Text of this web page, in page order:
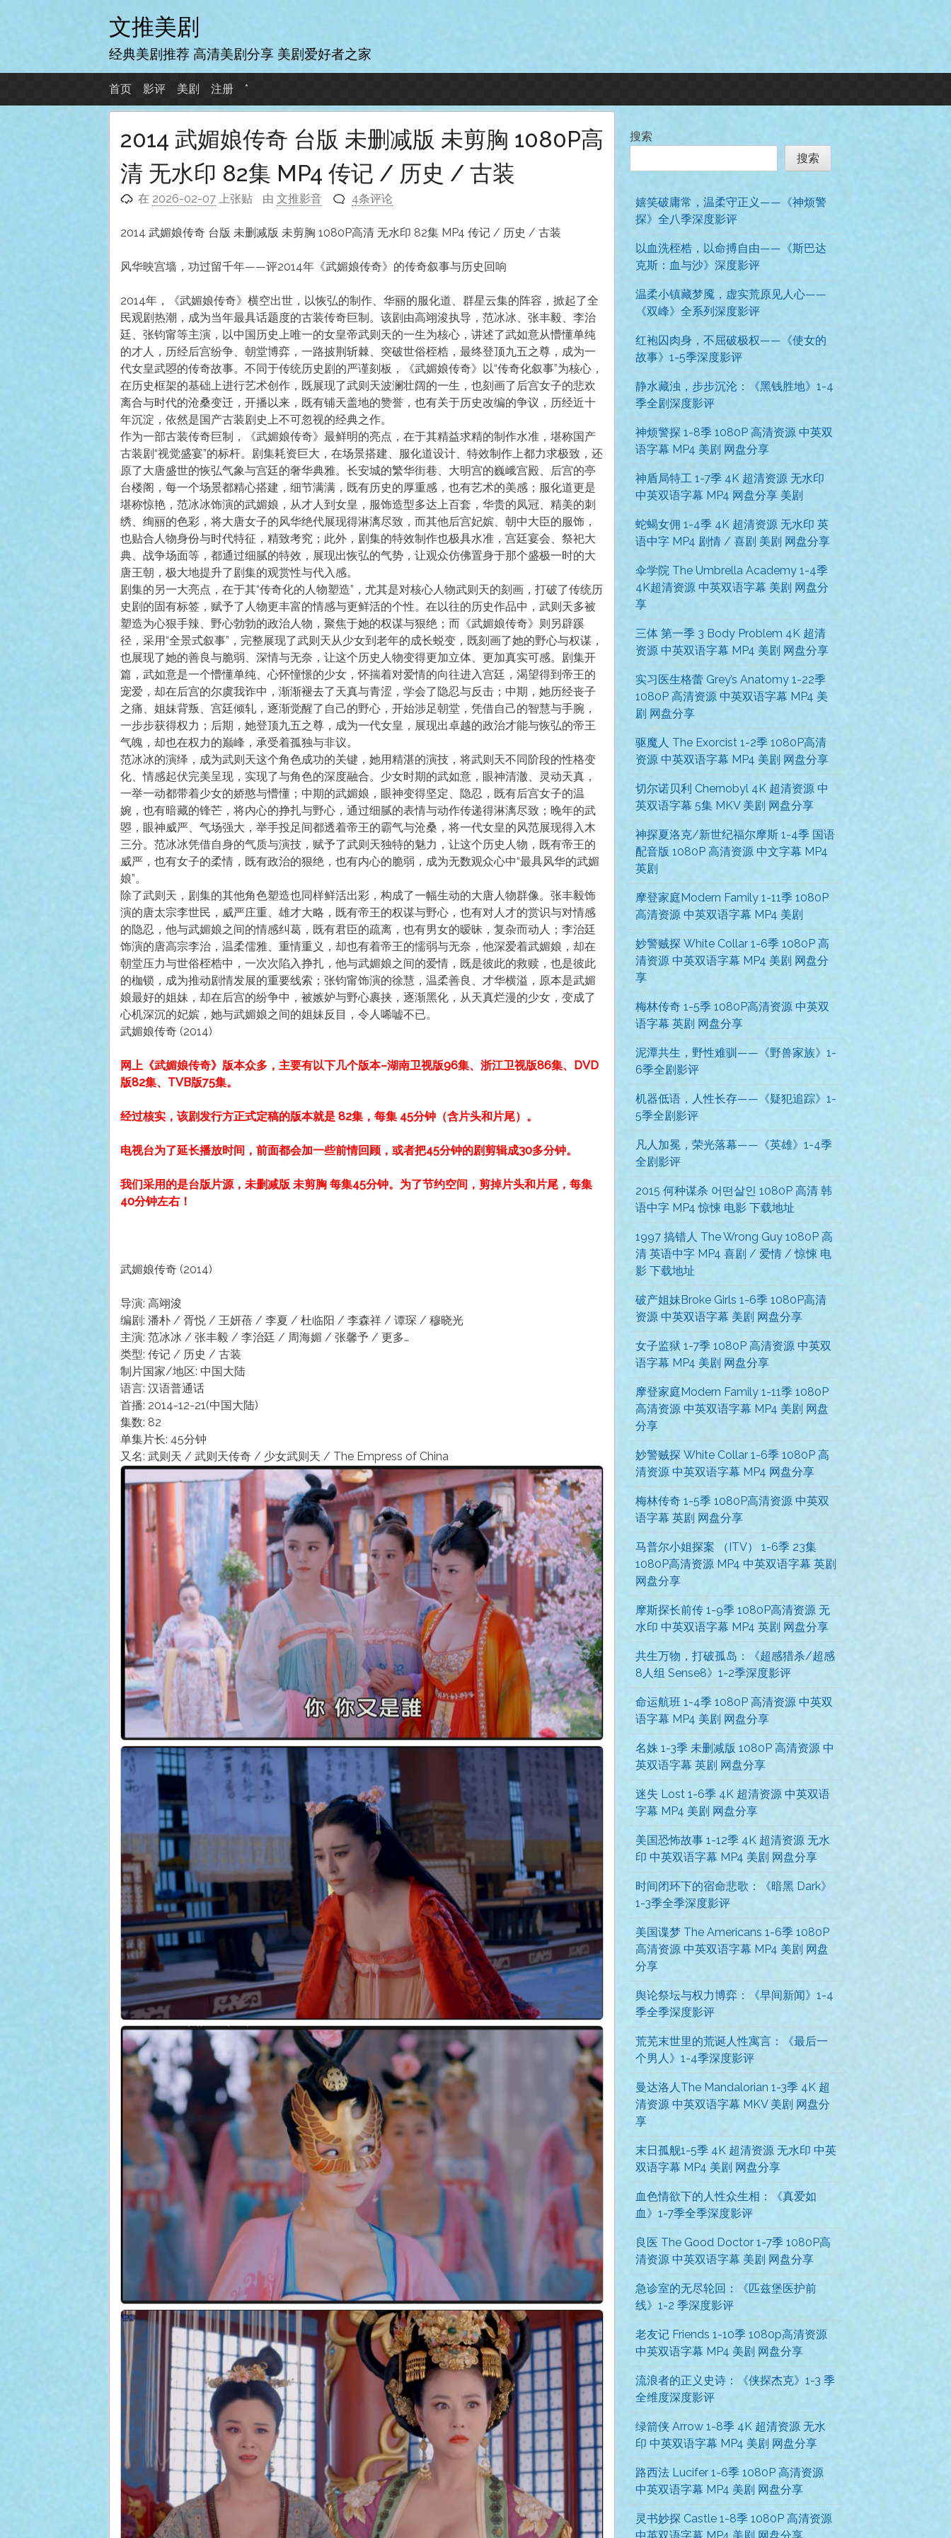
跳
至
内
文推美剧
经典美剧推荐 高清美剧分享 美剧爱好者之家
首页 影评 美剧 注册 *
2014 武媚娘传奇 台版 未删减版 未剪胸 1080P高
清 无水印 82集 MP4 传记 / 历史 / 古装
在 2026-02-07 上张贴 由文推影音 4条评论
2014 武媚娘传奇 台版 未删减版 未剪胸 1080P高清 无水印 82集 MP4 传记 / 历史 / 古装
风华映宫墙，功过留千年——评2014年《武媚娘传奇》的传奇叙事与历史回响
2014年，《武媚娘传奇》横空出世，以恢弘的制作、华丽的服化道、群星云集的阵容，掀起了全
民观剧热潮，成为当年最具话题度的古装传奇巨制。该剧由高翊浚执导，范冰冰、张丰毅、李治
廷、张钧甯等主演，以中国历史上唯一的女皇帝武则天的一生为核心，讲述了武如意从懵懂单纯
的才人，历经后宫纷争、朝堂博弈，一路披荆斩棘、突破世俗桎梏，最终登顶九五之尊，成为一
代女皇武曌的传奇故事。不同于传统历史剧的严谨刻板，《武媚娘传奇》以“传奇化叙事”为核心，
在历史框架的基础上进行艺术创作，既展现了武则天波澜壮阔的一生，也刻画了后宫女子的悲欢
离合与时代的沧桑变迁，开播以来，既有铺天盖地的赞誉，也有关于历史改编的争议，历经近十
年沉淀，依然是国产古装剧史上不可忽视的经典之作。
作为一部古装传奇巨制，《武媚娘传奇》最鲜明的亮点，在于其精益求精的制作水准，堪称国产
古装剧“视觉盛宴”的标杆。剧集耗资巨大，在场景搭建、服化道设计、特效制作上都力求极致，还
原了大唐盛世的恢弘气象与宫廷的奢华典雅。长安城的繁华街巷、大明宫的巍峨宫殿、后宫的亭
台楼阁，每一个场景都精心搭建，细节满满，既有历史的厚重感，也有艺术的美感；服化道更是
堪称惊艳，范冰冰饰演的武媚娘，从才人到女皇，服饰造型多达上百套，华贵的凤冠、精美的刺
绣、绚丽的色彩，将大唐女子的风华绝代展现得淋漓尽致，而其他后宫妃嫔、朝中大臣的服饰，
也贴合人物身份与时代特征，精致考究；此外，剧集的特效制作也极具水准，宫廷宴会、祭祀大
典、战争场面等，都通过细腻的特效，展现出恢弘的气势，让观众仿佛置身于那个盛极一时的大
唐王朝，极大地提升了剧集的观赏性与代入感。
剧集的另一大亮点，在于其“传奇化的人物塑造”，尤其是对核心人物武则天的刻画，打破了传统历
史剧的固有标签，赋予了人物更丰富的情感与更鲜活的个性。在以往的历史作品中，武则天多被
塑造为心狠手辣、野心勃勃的政治人物，聚焦于她的权谋与狠绝；而《武媚娘传奇》则另辟蹊
径，采用“全景式叙事”，完整展现了武则天从少女到老年的成长蜕变，既刻画了她的野心与权谋，
也展现了她的善良与脆弱、深情与无奈，让这个历史人物变得更加立体、更加真实可感。剧集开
篇，武如意是一个懵懂单纯、心怀憧憬的少女，怀揣着对爱情的向往进入宫廷，渴望得到帝王的
宠爱，却在后宫的尔虞我诈中，渐渐褪去了天真与青涩，学会了隐忍与反击；中期，她历经丧子
之痛、姐妹背叛、宫廷倾轧，逐渐觉醒了自己的野心，开始涉足朝堂，凭借自己的智慧与手腕，
一步步获得权力；后期，她登顶九五之尊，成为一代女皇，展现出卓越的政治才能与恢弘的帝王
气魄，却也在权力的巅峰，承受着孤独与非议。
范冰冰的演绎，成为武则天这个角色成功的关键，她用精湛的演技，将武则天不同阶段的性格变
化、情感起伏完美呈现，实现了与角色的深度融合。少女时期的武如意，眼神清澈、灵动天真，
一举一动都带着少女的娇憨与懵懂；中期的武媚娘，眼神变得坚定、隐忍，既有后宫女子的温
婉，也有暗藏的锋芒，将内心的挣扎与野心，通过细腻的表情与动作传递得淋漓尽致；晚年的武
曌，眼神威严、气场强大，举手投足间都透着帝王的霸气与沧桑，将一代女皇的风范展现得入木
三分。范冰冰凭借自身的气质与演技，赋予了武则天独特的魅力，让这个历史人物，既有帝王的
威严，也有女子的柔情，既有政治的狠绝，也有内心的脆弱，成为无数观众心中“最具风华的武媚
娘”。
除了武则天，剧集的其他角色塑造也同样鲜活出彩，构成了一幅生动的大唐人物群像。张丰毅饰
演的唐太宗李世民，威严庄重、雄才大略，既有帝王的权谋与野心，也有对人才的赏识与对情感
的隐忍，他与武媚娘之间的情感纠葛，既有君臣的疏离，也有男女的暧昧，复杂而动人；李治廷
饰演的唐高宗李治，温柔儒雅、重情重义，却也有着帝王的懦弱与无奈，他深爱着武媚娘，却在
朝堂压力与世俗桎梏中，一次次陷入挣扎，他与武媚娘之间的爱情，既是彼此的救赎，也是彼此
的枷锁，成为推动剧情发展的重要线索；张钧甯饰演的徐慧，温柔善良、才华横溢，原本是武媚
娘最好的姐妹，却在后宫的纷争中，被嫉妒与野心裹挟，逐渐黑化，从天真烂漫的少女，变成了
心机深沉的妃嫔，她与武媚娘之间的姐妹反目，令人唏嘘不已。
武媚娘传奇 (2014)
网上《武媚娘传奇》版本众多，主要有以下几个版本–湖南卫视版96集、浙江卫视版86集、DVD
版82集、TVB版75集。
经过核实，该剧发行方正式定稿的版本就是 82集，每集 45分钟（含片头和片尾）。
电视台为了延长播放时间，前面都会加一些前情回顾，或者把45分钟的剧剪辑成30多分钟。
我们采用的是台版片源，未删减版 未剪胸 每集45分钟。为了节约空间，剪掉片头和片尾，每集
40分钟左右！
武媚娘传奇 (2014)
导演: 高翊浚
编剧: 潘朴 / 胥悦 / 王妍蓓 / 李夏 / 杜临阳 / 李森祥 / 谭琛 / 穆晓光
主演: 范冰冰 / 张丰毅 / 李治廷 / 周海媚 / 张馨予 / 更多…
类型: 传记 / 历史 / 古装
制片国家/地区: 中国大陆
语言: 汉语普通话
首播: 2014-12-21(中国大陆)
集数: 82
单集片长: 45分钟
又名: 武则天 / 武则天传奇 / 少女武则天 / The Empress of China
搜索
搜索
嬉笑破庸常，温柔守正义——《神烦警
探》全八季深度影评
以血洗桎梏，以命搏自由——《斯巴达
克斯：血与沙》深度影评
温柔小镇藏梦魇，虚实荒原见人心——
《双峰》全系列深度影评
红袍囚肉身，不屈破极权——《使女的
故事》1-5季深度影评
静水藏浊，步步沉沦：《黑钱胜地》1-4
季全剧深度影评
神烦警探 1-8季 1080P 高清资源 中英双
语字幕 MP4 美剧 网盘分享
神盾局特工 1-7季 4K 超清资源 无水印
中英双语字幕 MP4 网盘分享 美剧
蛇蝎女佣 1-4季 4K 超清资源 无水印 英
语中字 MP4 剧情 / 喜剧 美剧 网盘分享
伞学院 The Umbrella Academy 1-4季
4K超清资源 中英双语字幕 美剧 网盘分
享
三体 第一季 3 Body Problem 4K 超清
资源 中英双语字幕 MP4 美剧 网盘分享
实习医生格蕾 Grey’s Anatomy 1-22季
1080P 高清资源 中英双语字幕 MP4 美
剧 网盘分享
驱魔人 The Exorcist 1-2季 1080P高清
资源 中英双语字幕 MP4 美剧 网盘分享
切尔诺贝利 Chernobyl 4K 超清资源 中
英双语字幕 5集 MKV 美剧 网盘分享
神探夏洛克/新世纪福尔摩斯 1-4季 国语
配音版 1080P 高清资源 中文字幕 MP4
英剧
摩登家庭Modern Family 1-11季 1080P
高清资源 中英双语字幕 MP4 美剧
妙警贼探 White Collar 1-6季 1080P 高
清资源 中英双语字幕 MP4 美剧 网盘分
享
梅林传奇 1-5季 1080P高清资源 中英双
语字幕 英剧 网盘分享
泥潭共生，野性难驯——《野兽家族》1-
6季全剧影评
机器低语，人性长存——《疑犯追踪》1-
5季全剧影评
凡人加冕，荣光落幕——《英雄》1-4季
全剧影评
2015 何种谋杀 어떤살인 1080P 高清 韩
语中字 MP4 惊悚 电影 下载地址
1997 搞错人 The Wrong Guy 1080P 高
清 英语中字 MP4 喜剧 / 爱情 / 惊悚 电
影 下载地址
破产姐妹Broke Girls 1-6季 1080P高清
资源 中英双语字幕 美剧 网盘分享
女子监狱 1-7季 1080P 高清资源 中英双
语字幕 MP4 美剧 网盘分享
摩登家庭Modern Family 1-11季 1080P
高清资源 中英双语字幕 MP4 美剧 网盘
分享
妙警贼探 White Collar 1-6季 1080P 高
清资源 中英双语字幕 MP4 网盘分享
梅林传奇 1-5季 1080P高清资源 中英双
语字幕 英剧 网盘分享
马普尔小姐探案 （ITV） 1-6季 23集
1080P高清资源 MP4 中英双语字幕 英剧
网盘分享
摩斯探长前传 1-9季 1080P高清资源 无
水印 中英双语字幕 MP4 英剧 网盘分享
共生万物，打破孤岛：《超感猎杀/超感
8人组 Sense8》1-2季深度影评
命运航班 1-4季 1080P 高清资源 中英双
语字幕 MP4 美剧 网盘分享
名姝 1-3季 未删减版 1080P 高清资源 中
英双语字幕 英剧 网盘分享
迷失 Lost 1-6季 4K 超清资源 中英双语
字幕 MP4 美剧 网盘分享
美国恐怖故事 1-12季 4K 超清资源 无水
印 中英双语字幕 MP4 美剧 网盘分享
时间闭环下的宿命悲歌：《暗黑 Dark》
1-3季全季深度影评
美国谍梦 The Americans 1-6季 1080P
高清资源 中英双语字幕 MP4 美剧 网盘
分享
舆论祭坛与权力博弈：《早间新闻》1-4
季全季深度影评
荒芜末世里的荒诞人性寓言：《最后一
个男人》1-4季深度影评
曼达洛人The Mandalorian 1-3季 4K 超
清资源 中英双语字幕 MKV 美剧 网盘分
享
末日孤舰1-5季 4K 超清资源 无水印 中英
双语字幕 MP4 美剧 网盘分享
血色情欲下的人性众生相：《真爱如
血》1-7季全季深度影评
良医 The Good Doctor 1-7季 1080P高
清资源 中英双语字幕 美剧 网盘分享
急诊室的无尽轮回：《匹兹堡医护前
线》1-2 季深度影评
老友记 Friends 1-10季 1080p高清资源
中英双语字幕 MP4 美剧 网盘分享
流浪者的正义史诗：《侠探杰克》1-3 季
全维度深度影评
绿箭侠 Arrow 1-8季 4K 超清资源 无水
印 中英双语字幕 MP4 美剧 网盘分享
路西法 Lucifer 1-6季 1080P 高清资源
中英双语字幕 MP4 美剧 网盘分享
灵书妙探 Castle 1-8季 1080P 高清资源